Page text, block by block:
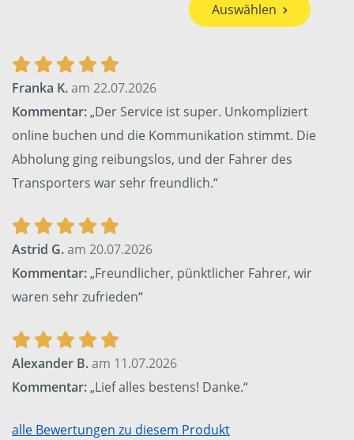
Auswählen
Franka K.am 22.07.2026
Kommentar:„Der Service ist super. Unkompliziert
online buchen und die Kommunikation stimmt. Die
Abholung ging reibungslos, und der Fahrer des
Transporters war sehr freundlich.“
Astrid G.am 20.07.2026
Kommentar:„Freundlicher, pünktlicher Fahrer, wir
waren sehr zufrieden“
Alexander B.am 11.07.2026
Kommentar:„Lief alles bestens! Danke.“
alle Bewertungen zu diesem Produkt